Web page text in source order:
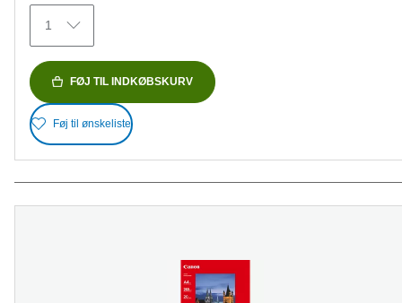
79
anmeldelser
1
FØJ TIL INDKØBSKURV
Føj til ønskeliste